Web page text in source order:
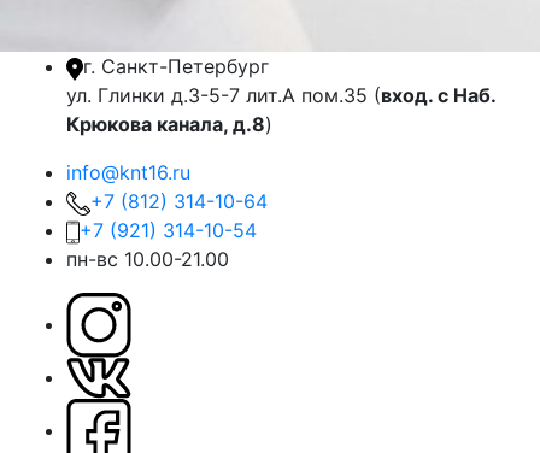
г. Санкт-Петербург
ул. Глинки д.3-5-7 лит.А пом.35 (вход. с Наб.
Крюкова канала, д.8)
info@knt16.ru
+7 (812) 314-10-64
+7 (921) 314-10-54
пн-вс 10.00-21.00